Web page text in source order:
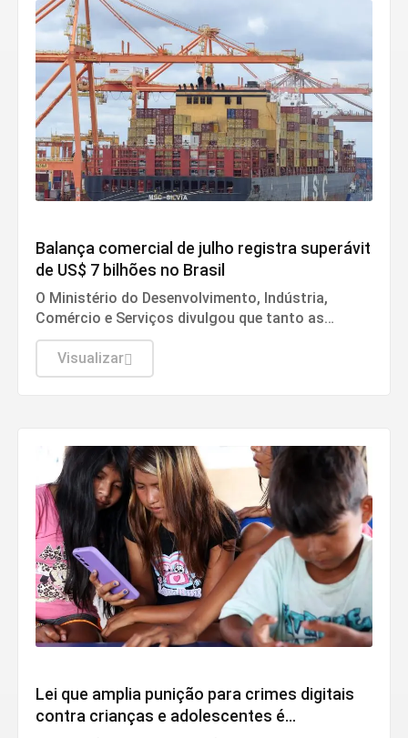
Balança comercial de julho registra superávit
de US$ 7 bilhões no Brasil
O Ministério do Desenvolvimento, Indústria,
Comércio e Serviços divulgou que tanto as
exportações quanto as importações cresceram
na comparação anual.
Visualizar
Lei que amplia punição para crimes digitais
contra crianças e adolescentes é